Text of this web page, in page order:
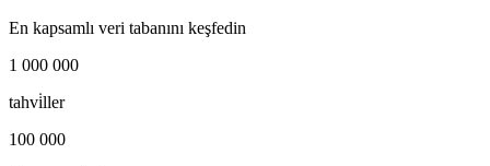
En kapsamlı veri tabanını keşfedin
1 000 000
tahvi̇ller
100 000